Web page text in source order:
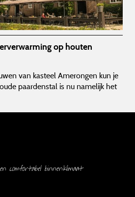
op houten
van kasteel Amerongen kun je
paardenstal is nu namelijk het
comfortabel binnenklimaat